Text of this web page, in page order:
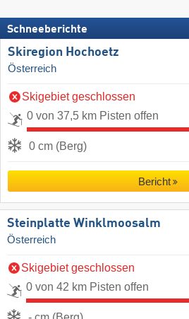
Schneeberichte
Skiregion Hochoetz
Österreich
Skigebiet geschlossen
0 von 37,5 km Pisten offen
0 cm (Berg)
Bericht
Steinplatte Winklmoosalm
Österreich
Skigebiet geschlossen
0 von 42 km Pisten offen